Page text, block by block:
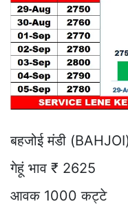
बहजोई मंडी (BAHJOI)
गेहूं भाव ₹ 2625
आवक 1000 कट्टे